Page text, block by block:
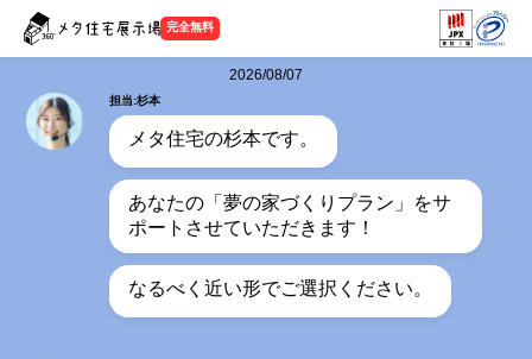
完全無料
2026/08/07
担当:杉本
メタ住宅の杉本です。
あなたの「夢の家づくりプラン」をサ
ポートさせていただきます！
なるべく近い形でご選択ください。